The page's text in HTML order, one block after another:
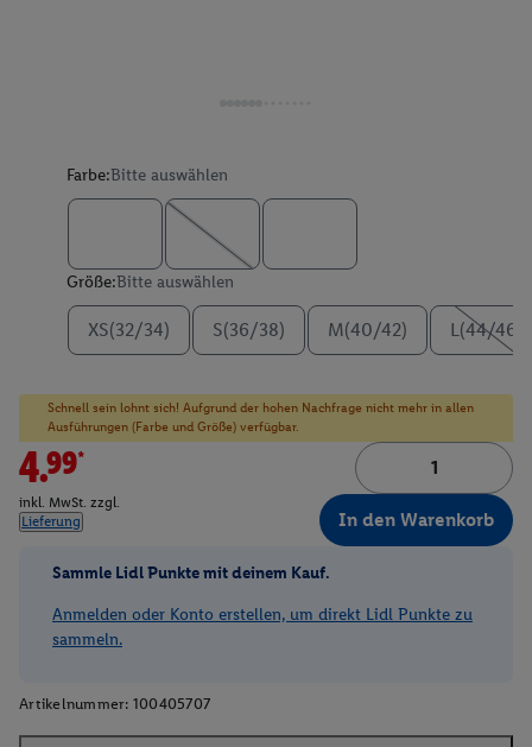
Farbe:Bitte auswählen
Größe:Bitte auswählen
XS(32/34) S(36/38) M(40/42) L(44/46)
Schnell sein lohnt sich! Aufgrund der hohen Nachfrage nicht mehr in allen
Ausführungen (Farbe und Größe) verfügbar.
4.99*
inkl. MwSt. zzgl.
Lieferung
In den Warenkorb
Sammle Lidl Punkte mit deinem Kauf.
Anmelden oder Konto erstellen, um direkt Lidl Punkte zu
sammeln.
Artikelnummer: 100405707